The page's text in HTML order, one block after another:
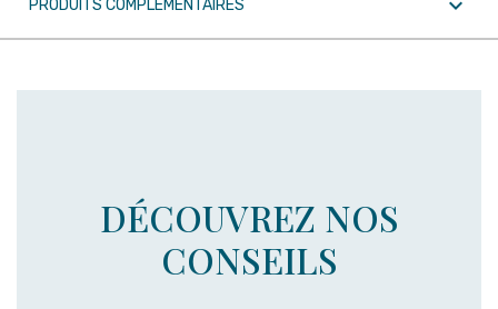
PRODUITS COMPLÉMENTAIRES 
DÉCOUVREZ NOS
CONSEILS